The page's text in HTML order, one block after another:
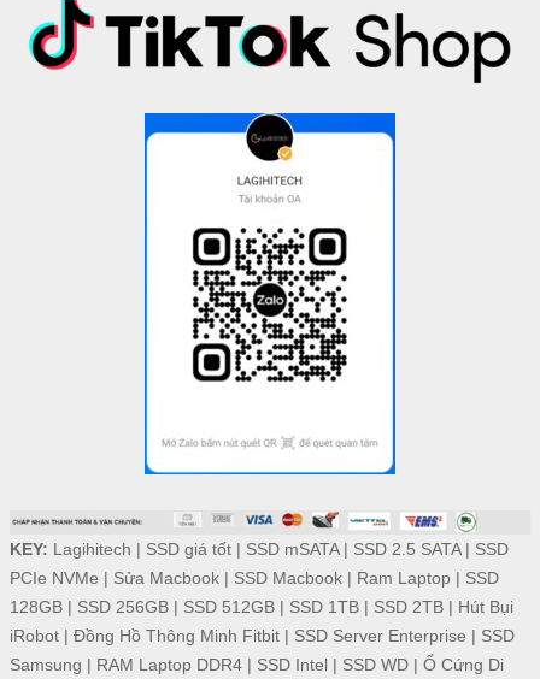
KEY: Lagihitech | SSD giá tốt| SSD mSATA| SSD 2.5 SATA| SSD
PCIe NVMe | Sửa Macbook| SSD Macbook| Ram Laptop| SSD
128GB| SSD 256GB| SSD 512GB| SSD 1TB| SSD 2TB| Hút Bụi
iRobot| Đồng Hồ Thông Minh Fitbit| SSD Server Enterprise | SSD
Samsung | RAM Laptop DDR4| SSD Intel| SSD WD| Ổ Cứng Di